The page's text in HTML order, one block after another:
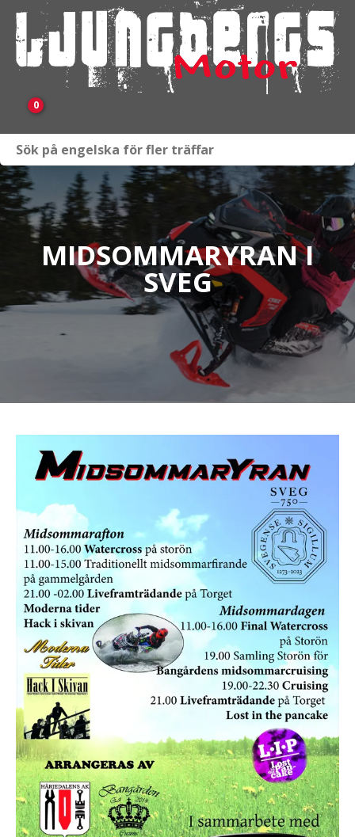
0
Fordon i lager
Verkstad
KAMPANJ
BRP
Släpvagnar & Skylift
Förvaring
Sprängskisser
MIDSOMMARYRAN I
SVEG